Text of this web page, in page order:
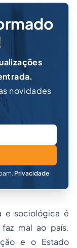
novidades
Privacidade
e sociológica é
mal ao país.
e o Estado